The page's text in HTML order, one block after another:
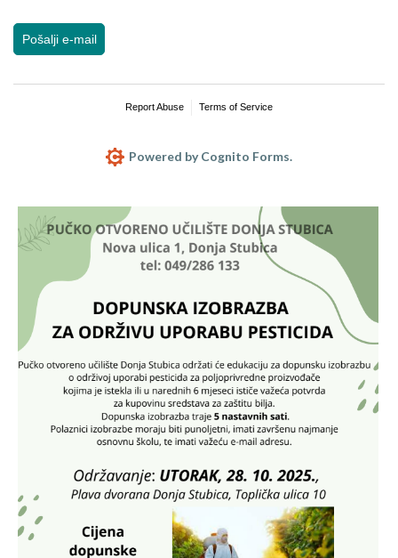
Pošalji e-mail
Report Abuse Terms of Service
Powered by Cognito Forms.